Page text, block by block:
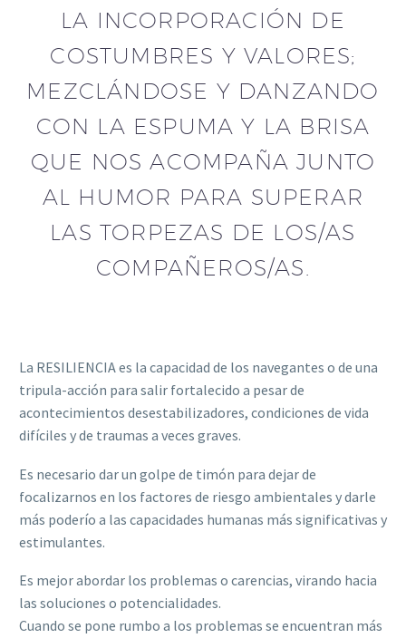
LA INCORPORACIÓN DE
COSTUMBRES Y VALORES;
MEZCLÁNDOSE Y DANZANDO
CON LA ESPUMA Y LA BRISA
QUE NOS ACOMPAÑA JUNTO
AL HUMOR PARA SUPERAR
LAS TORPEZAS DE LOS/AS
COMPAÑEROS/AS.
La RESILIENCIA es la capacidad de los navegantes o de una
tripula-acción para salir fortalecido a pesar de
acontecimientos desestabilizadores, condiciones de vida
difíciles y de traumas a veces graves.
Es necesario dar un golpe de timón para dejar de
focalizarnos en los factores de riesgo ambientales y darle
más poderío a las capacidades humanas más significativas y
estimulantes.
Es mejor abordar los problemas o carencias, virando hacia
las soluciones o potencialidades.
Cuando se pone rumbo a los problemas se encuentran más